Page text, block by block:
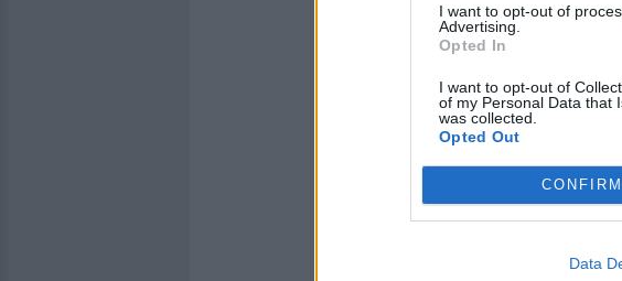
I want to opt-out of
Advertising.
Opted In
I want to opt-out of
of my Personal Data that
was collected.
Opted Out
CONFIRM
Data